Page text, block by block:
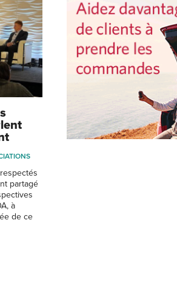
partagé
à
de ce